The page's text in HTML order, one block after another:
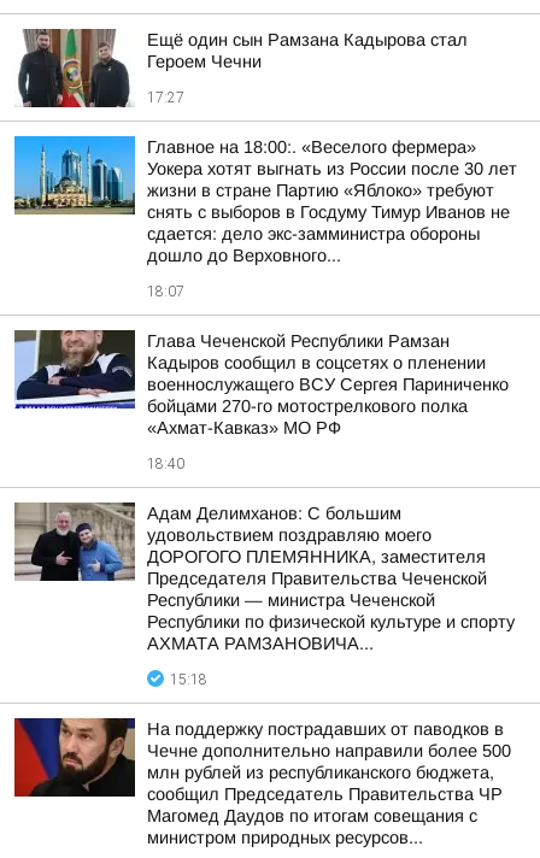
Ещё один сын Рамзана Кадырова стал
Героем Чечни
17:27
Главное на 18:00:. «Веселого фермера»
Уокера хотят выгнать из России после 30 лет
жизни в стране Партию «Яблоко» требуют
снять с выборов в Госдуму Тимур Иванов не
сдается: дело экс-замминистра обороны
дошло до Верховного...
18:07
Глава Чеченской Республики Рамзан
Кадыров сообщил в соцсетях о пленении
военнослужащего ВСУ Сергея Париниченко
бойцами 270-го мотострелкового полка
«Ахмат-Кавказ» МО РФ
18:40
Адам Делимханов: С большим
удовольствием поздравляю моего
ДОРОГОГО ПЛЕМЯННИКА, заместителя
Председателя Правительства Чеченской
Республики — министра Чеченской
Республики по физической культуре и спорту
АХМАТА РАМЗАНОВИЧА...
15:18
На поддержку пострадавших от паводков в
Чечне дополнительно направили более 500
млн рублей из республиканского бюджета,
сообщил Председатель Правительства ЧР
Магомед Даудов по итогам совещания с
министром природных ресурсов...